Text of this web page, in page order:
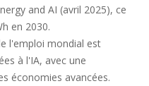
and AI (avril 2025), ce
en 2030.
l'emploi mondial est
à l'IA, avec une
économies avancées.